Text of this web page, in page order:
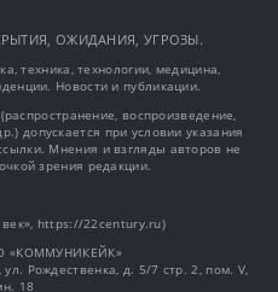
ОЖИДАНИЯ, УГРОЗЫ.
техника, технологии, медицина,
Новости и публикации.
воспроизведение,
допускается при условии указания
Мнения и взгляды авторов не
зрения редакции.
век», https://22century.ru)
«КОММУНИКЕЙК»
Рождественка, д. 5/7 стр. 2, пом. V,
18